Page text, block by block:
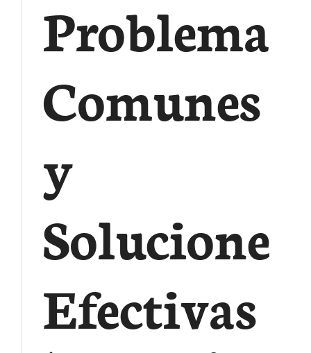
Problemas
Comunes
y
Soluciones
Efectivas